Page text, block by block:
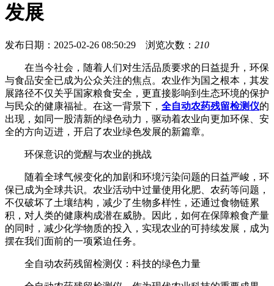
发展
发布日期：2025-02-26 08:50:29 浏览次数： 210
在当今社会，随着人们对生活品质要求的日益提升，环保
与食品安全已成为公众关注的焦点。农业作为国之根本，其发
展路径不仅关乎国家粮食安全，更直接影响到生态环境的保护
与民众的健康福祉。在这一背景下， 全自动农药残留检测仪的
出现，如同一股清新的绿色动力，驱动着农业向更加环保、安
全的方向迈进，开启了农业绿色发展的新篇章。
环保意识的觉醒与农业的挑战
随着全球气候变化的加剧和环境污染问题的日益严峻，环
保已成为全球共识。农业活动中过量使用化肥、农药等问题，
不仅破坏了土壤结构，减少了生物多样性，还通过食物链累
积，对人类的健康构成潜在威胁。因此，如何在保障粮食产量
的同时，减少化学物质的投入，实现农业的可持续发展，成为
摆在我们面前的一项紧迫任务。
全自动农药残留检测仪：科技的绿色力量